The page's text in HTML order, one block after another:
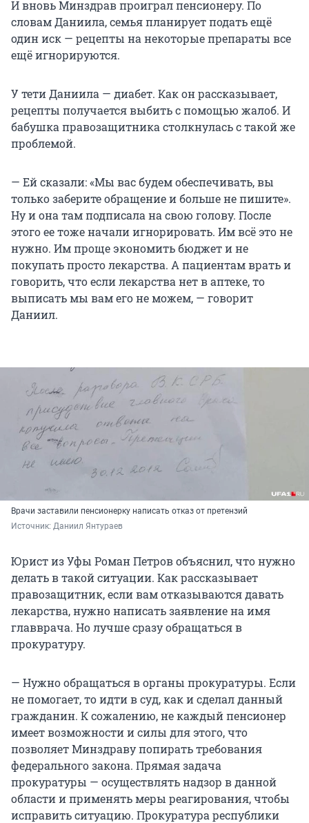
И вновь Минздрав проиграл пенсионеру. По
словам Даниила, семья планирует подать ещё
один иск — рецепты на некоторые препараты все
ещё игнорируются.
У тети Даниила — диабет. Как он рассказывает,
рецепты получается выбить с помощью жалоб. И
бабушка правозащитника столкнулась с такой же
проблемой.
— Ей сказали: «Мы вас будем обеспечивать, вы
только заберите обращение и больше не пишите».
Ну и она там подписала на свою голову. После
этого ее тоже начали игнорировать. Им всё это не
нужно. Им проще экономить бюджет и не
покупать просто лекарства. А пациентам врать и
говорить, что если лекарства нет в аптеке, то
выписать мы вам его не можем, — говорит
Даниил.
Врачи заставили пенсионерку написать отказ от претензий
Источник: Даниил Янтураев
Юрист из Уфы Роман Петров объяснил, что нужно
делать в такой ситуации. Как рассказывает
правозащитник, если вам отказываются давать
лекарства, нужно написать заявление на имя
главврача. Но лучше сразу обращаться в
прокуратуру.
— Нужно обращаться в органы прокуратуры. Если
не помогает, то идти в суд, как и сделал данный
гражданин. К сожалению, не каждый пенсионер
имеет возможности и силы для этого, что
позволяет Минздраву попирать требования
федерального закона. Прямая задача
прокуратуры — осуществлять надзор в данной
области и применять меры реагирования, чтобы
исправить ситуацию. Прокуратура республики